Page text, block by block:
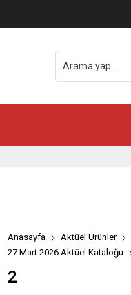
Anasayfa Aktüel Ürünler
27 Mart 2026 Aktüel Kataloğu
2